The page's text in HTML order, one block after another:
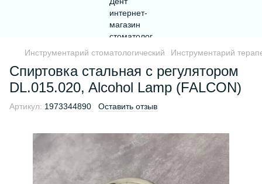
Инструментарий стоматологический Инструментарий
Спиртовка стальная с регулятором
DL.015.020, Alcohol Lamp (FALCON)
Артикул: 1973344890 Оставить отзыв